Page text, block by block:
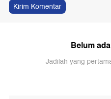
Kirim Komentar
Belum
Jadilah yang